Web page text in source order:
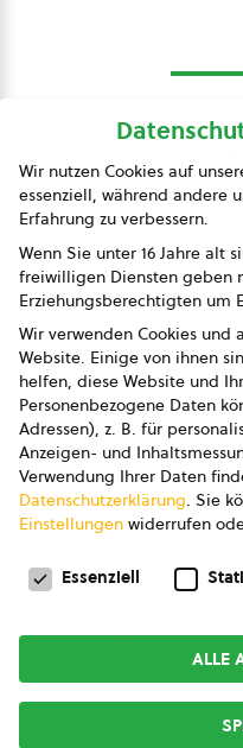
AGB
Copyright
Wir nutzen Cookies auf
essenziell, während andere
Erfahrung zu verbessern.
Wenn Sie unter 16 Jahre alt
freiwilligen Diensten geben
Erziehungsberechtigten um
Wir verwenden Cookies und
Website. Einige von ihnen
helfen, diese Website und
Personenbezogene Daten
Adressen), z. B. für
Anzeigen- und
Verwendung Ihrer Daten
Datenschutzerklärung. Sie
Einstellungen widerrufen
Datenschutzeinstellungen
Essenziell
ALLE